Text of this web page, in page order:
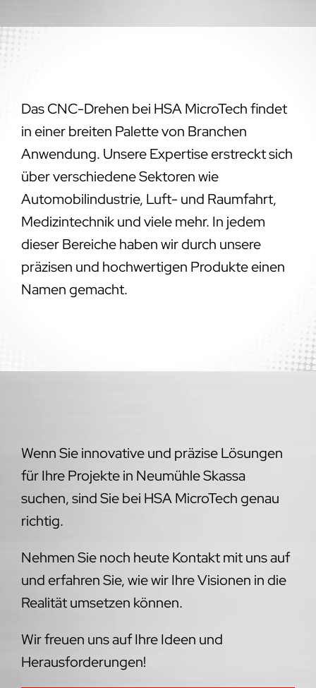
Das CNC-Drehen bei HSA MicroTech findet
in einer breiten Palette von Branchen
Anwendung. Unsere Expertise erstreckt sich
über verschiedene Sektoren wie
Automobilindustrie, Luft- und Raumfahrt,
Medizintechnik und viele mehr. In jedem
dieser Bereiche haben wir durch unsere
präzisen und hochwertigen Produkte einen
Namen gemacht.
Wenn Sie innovative und präzise Lösungen
für Ihre Projekte in Neumühle Skassa
suchen, sind Sie bei HSA MicroTech genau
richtig.
Nehmen Sie noch heute Kontakt mit uns auf
und erfahren Sie, wie wir Ihre Visionen in die
Realität umsetzen können.
Wir freuen uns auf Ihre Ideen und
Herausforderungen!